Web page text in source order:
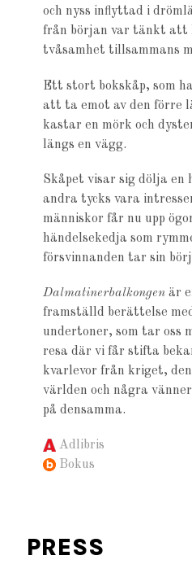
och nyss inflyttad i
från början var tänkt att
tvåsamhet tillsammans
Ett stort bokskåp, som
att ta emot av den förre
kastar en mörk och
längs en vägg.
Skåpet visar sig dölja en
andra tycks vara
människor får nu upp
händelsekedja som
försvinnanden tar sin
Dalmatinerbalkongen är
framställd berättelse
undertoner, som tar oss
resa där vi får stifta
kvarlevor från kriget,
världen och några
på densamma.
Adlibris
Bokus
PRESS